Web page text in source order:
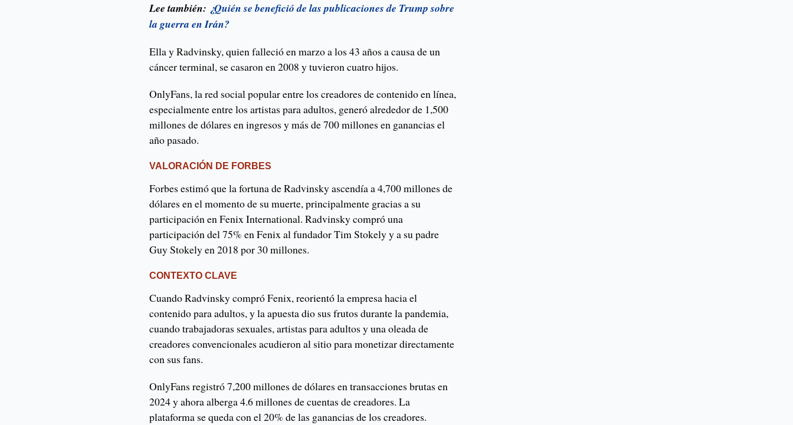
Lee también: ¿Quién se benefició de las publicaciones de Trump sobre
la guerra en Irán?
Ella y Radvinsky, quien falleció en marzo a los 43 años a causa de un
cáncer terminal, se casaron en 2008 y tuvieron cuatro hijos.
OnlyFans, la red social popular entre los creadores de contenido en línea,
especialmente entre los artistas para adultos, generó alrededor de 1,500
millones de dólares en ingresos y más de 700 millones en ganancias el
año pasado.
VALORACIÓN DE FORBES
Forbes estimó que la fortuna de Radvinsky ascendía a 4,700 millones de
dólares en el momento de su muerte, principalmente gracias a su
participación en Fenix ​​International. Radvinsky compró una
participación del 75% en Fenix ​​al fundador Tim Stokely y a su padre
Guy Stokely en 2018 por 30 millones.
CONTEXTO CLAVE
Cuando Radvinsky compró Fenix, reorientó la empresa hacia el
contenido para adultos, y la apuesta dio sus frutos durante la pandemia,
cuando trabajadoras sexuales, artistas para adultos y una oleada de
creadores convencionales acudieron al sitio para monetizar directamente
con sus fans.
OnlyFans registró 7,200 millones de dólares en transacciones brutas en
2024 y ahora alberga 4.6 millones de cuentas de creadores. La
plataforma se queda con el 20% de las ganancias de los creadores.